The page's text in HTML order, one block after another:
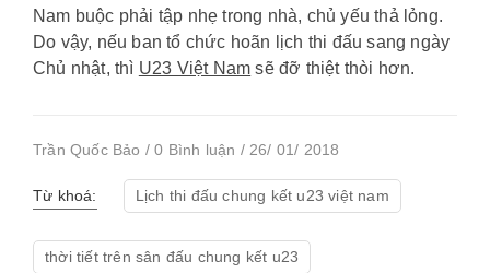
Nam buộc phải tập nhẹ trong nhà, chủ yếu thả lỏng.
Do vậy, nếu ban tổ chức hoãn lịch thi đấu sang ngày
Chủ nhật, thì U23 Việt Nam sẽ đỡ thiệt thòi hơn.
Trần Quốc Bảo / 0 Bình luận / 26/ 01/ 2018
Từ khoá: Lịch thi đấu chung kết u23 việt nam
thời tiết trên sân đấu chung kết u23